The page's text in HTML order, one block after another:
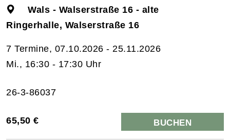
Wals - Walserstraße 16 - alte
Ringerhalle, Walserstraße 16
7 Termine, 07.10.2026 - 25.11.2026
Mi., 16:30 - 17:30 Uhr
26-3-86037
65,50 € BUCHEN